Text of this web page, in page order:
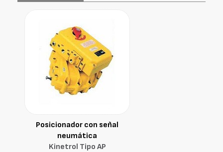
Posicionador con señal
neumática
Kinetrol Tipo AP